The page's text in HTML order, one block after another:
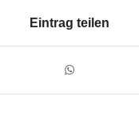
Eintrag teilen